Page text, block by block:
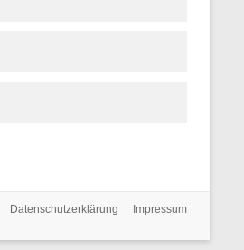
Datenschutzerklärung Impressum